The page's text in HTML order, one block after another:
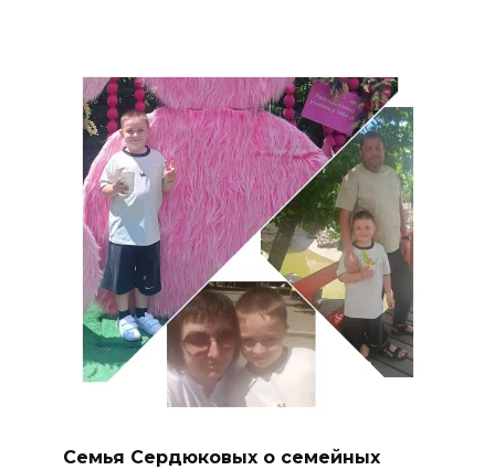
Семья Сердюковых о семейных